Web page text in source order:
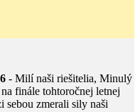
- Milí naši riešitelia, Minulý
finále tohtoročnej letnej
sebou zmerali sily naši